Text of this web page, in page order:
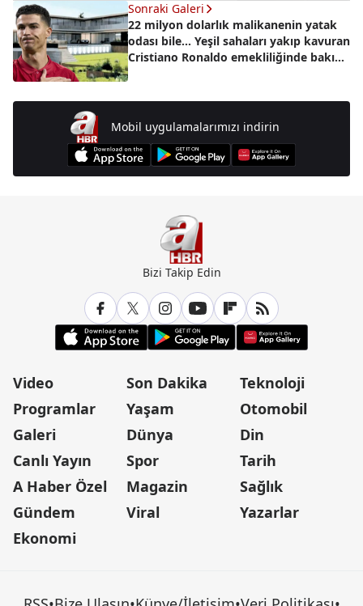
Sonraki Galeri
22 milyon dolarlık malikanenin yatak
odası bile... Yeşil sahaları yakıp kavuran
Cristiano Ronaldo emekliliğinde bakın
Mobil uygulamalarımızı indirin
Bizi Takip Edin
Video
Programlar
Galeri
Canlı Yayın
A Haber Özel
Gündem
Ekonomi
Son Dakika
Yaşam
Dünya
Spor
Magazin
Viral
Teknoloji
Otomobil
Din
Tarih
Sağlık
Yazarlar